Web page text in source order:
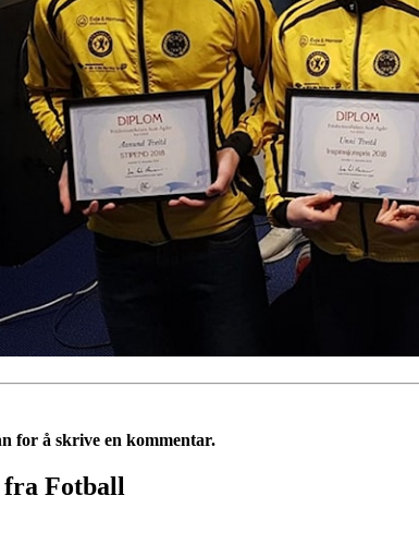
for å skrive en kommentar.
fra Fotball